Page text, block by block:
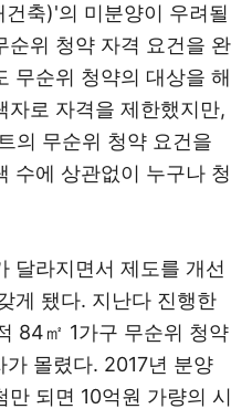
축)'의 미분양이 우려될
순위 청약 자격 요건을 완
무순위 청약의 대상을 해
자로 자격을 제한했지만,
의 무순위 청약 요건을
수에 상관없이 누구나 청
달라지면서 제도를 개선
게 됐다. 지난다 진행한
84㎡ 1가구 무순위 청약
몰렸다. 2017년 분양
되면 10억원 가량의 시